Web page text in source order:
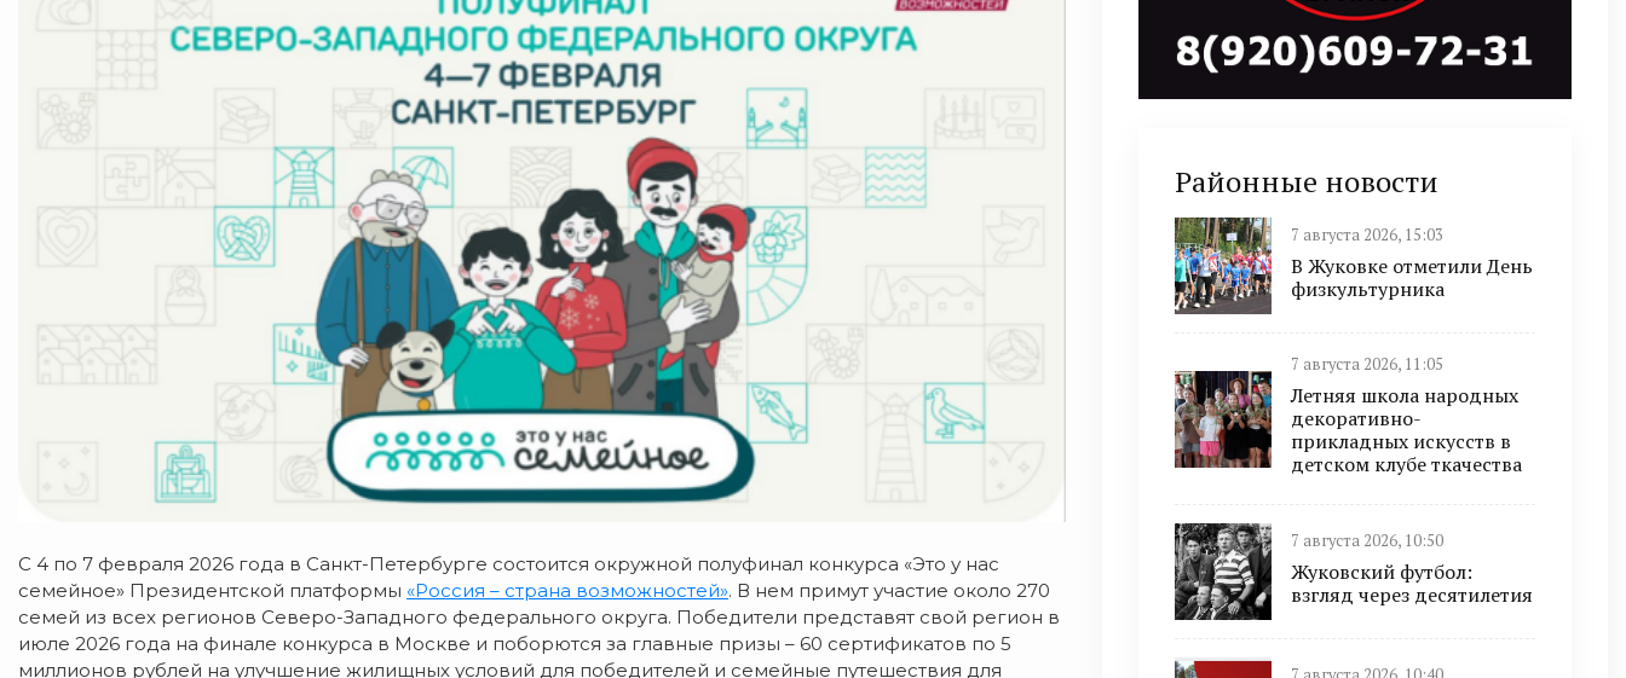
С 4 по 7 февраля 2026 года в Санкт-Петербурге состоится окружной полуфинал конкурса «Это у нас
семейное» Президентской платформы «Россия – страна возможностей». В нем примут участие около 270
семей из всех регионов Северо-Западного федерального округа. Победители представят свой регион в
июле 2026 года на финале конкурса в Москве и поборются за главные призы – 60 сертификатов по 5
миллионов рублей на улучшение жилищных условий для победителей и семейные путешествия для
Районные новости
7 августа 2026, 15:03
В Жуковке отметили День
физкультурника
7 августа 2026, 11:05
Летняя школа народных
декоративно-
прикладных искусств в
детском клубе ткачества
7 августа 2026, 10:50
Жуковский футбол:
взгляд через десятилетия